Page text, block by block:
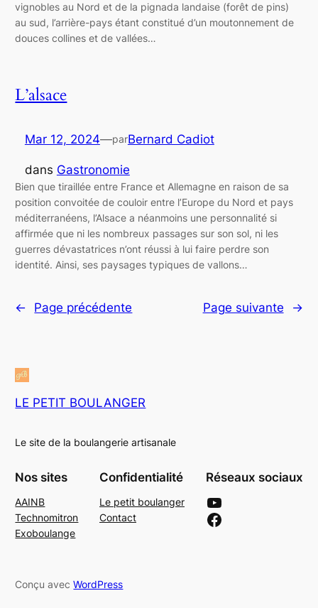
vignobles au Nord et de la pignada landaise (forêt de pins)
au sud, l’arrière-pays étant constitué d’un moutonnement de
douces collines et de vallées…
L’alsace
Mar 12, 2024—parBernard Cadiot
dans Gastronomie
Bien que tiraillée entre France et Allemagne en raison de sa
position convoitée de couloir entre l’Europe du Nord et pays
méditerranéens, l’Alsace a néanmoins une personnalité si
affirmée que ni les nombreux passages sur son sol, ni les
guerres dévastatrices n’ont réussi à lui faire perdre son
identité. Ainsi, ses paysages typiques de vallons…
← Page précédente Page suivante →
LE PETIT BOULANGER
Le site de la boulangerie artisanale
Nos sites
AAINB
Technomitron
Exoboulange
Confidentialité
Le petit boulanger
Contact
Réseaux sociaux
YouTube
Facebook
Conçu avecWordPress